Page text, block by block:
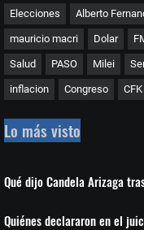
Elecciones Alberto
mauricio macri Dolar
Salud PASO Milei
inflacion Congreso CFK
Lo más visto
Qué dijo Candela Arizaga
Quiénes declararon en el